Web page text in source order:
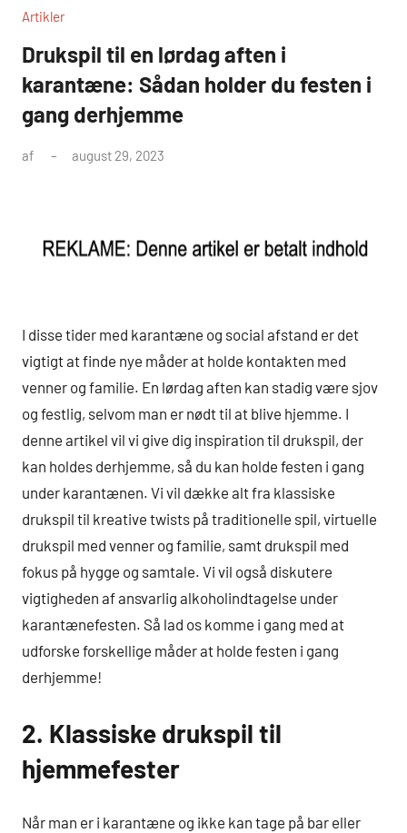
Artikler
Drukspil til en lørdag aften i
karantæne: Sådan holder du festen i
gang derhjemme
af august 29, 2023
I disse tider med karantæne og social afstand er det
vigtigt at finde nye måder at holde kontakten med
venner og familie. En lørdag aften kan stadig være sjov
og festlig, selvom man er nødt til at blive hjemme. I
denne artikel vil vi give dig inspiration til drukspil, der
kan holdes derhjemme, så du kan holde festen i gang
under karantænen. Vi vil dække alt fra klassiske
drukspil til kreative twists på traditionelle spil, virtuelle
drukspil med venner og familie, samt drukspil med
fokus på hygge og samtale. Vi vil også diskutere
vigtigheden af ansvarlig alkoholindtagelse under
karantænefesten. Så lad os komme i gang med at
udforske forskellige måder at holde festen i gang
derhjemme!
2. Klassiske drukspil til
hjemmefester
Når man er i karantæne og ikke kan tage på bar eller